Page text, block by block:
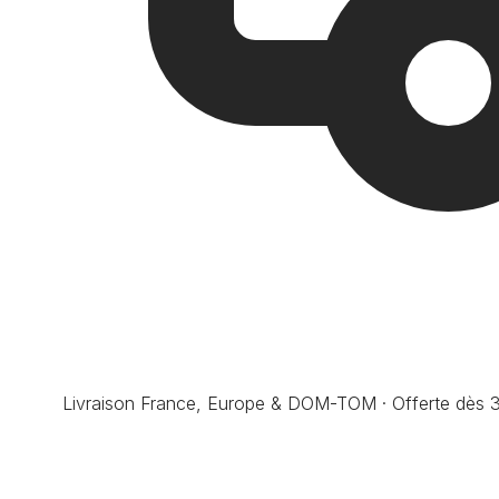
Livraison France, Europe & DOM-TOM · Offerte dès